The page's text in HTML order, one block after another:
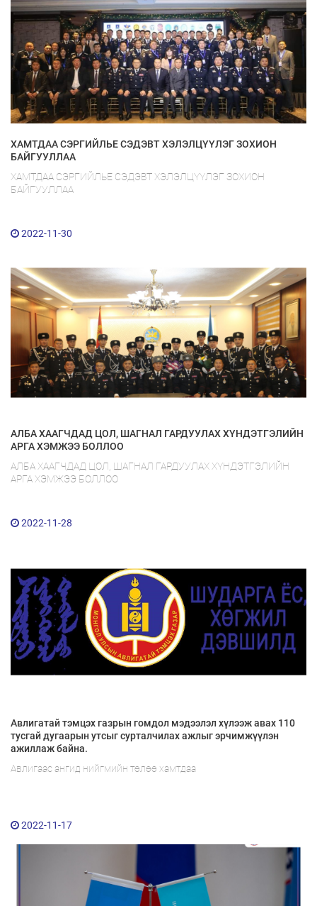
ХАМТДАА СЭРГИЙЛЬЕ СЭДЭВТ ХЭЛЭЛЦҮҮЛЭГ ЗОХИОН
БАЙГУУЛЛАА
ХАМТДАА СЭРГИЙЛЬЕ СЭДЭВТ ХЭЛЭЛЦҮҮЛЭГ ЗОХИОН
БАЙГУУЛЛАА
2022-11-30
АЛБА ХААГЧДАД ЦОЛ, ШАГНАЛ ГАРДУУЛАХ ХҮНДЭТГЭЛИЙН
АРГА ХЭМЖЭЭ БОЛЛОО
АЛБА ХААГЧДАД ЦОЛ, ШАГНАЛ ГАРДУУЛАХ ХҮНДЭТГЭЛИЙН
АРГА ХЭМЖЭЭ БОЛЛОО
2022-11-28
Авлигатай тэмцэх газрын гомдол мэдээлэл хүлээж авах 110
тусгай дугаарын утсыг сурталчилах ажлыг эрчимжүүлэн
ажиллаж байна.
Авлигаас ангид нийгмийн төлөө хамтдаа
2022-11-17